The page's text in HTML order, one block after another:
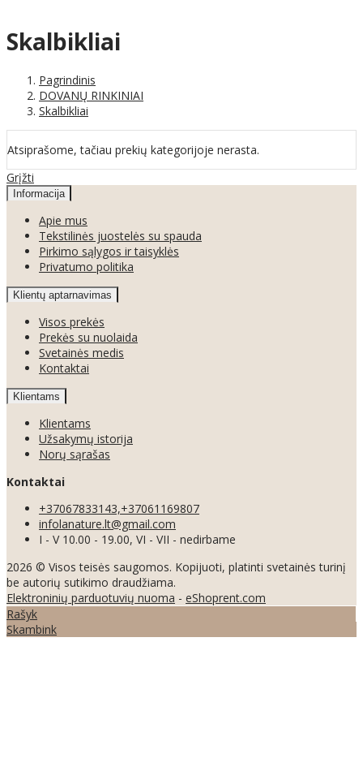
Skalbikliai
Pagrindinis
DOVANŲ RINKINIAI
Skalbikliai
Atsiprašome, tačiau prekių kategorijoje nerasta.
Grįžti
Informacija
Apie mus
Tekstilinės juostelės su spauda
Pirkimo sąlygos ir taisyklės
Privatumo politika
Klientų aptarnavimas
Visos prekės
Prekės su nuolaida
Svetainės medis
Kontaktai
Klientams
Klientams
Užsakymų istorija
Norų sąrašas
Kontaktai
+37067833143,+37061169807
infolanature.lt@gmail.com
I - V 10.00 - 19.00, VI - VII - nedirbame
2026 © Visos teisės saugomos. Kopijuoti, platinti svetainės turinį
be autorių sutikimo draudžiama.
Elektroninių parduotuvių nuoma - eShoprent.com
Rašyk
Skambink